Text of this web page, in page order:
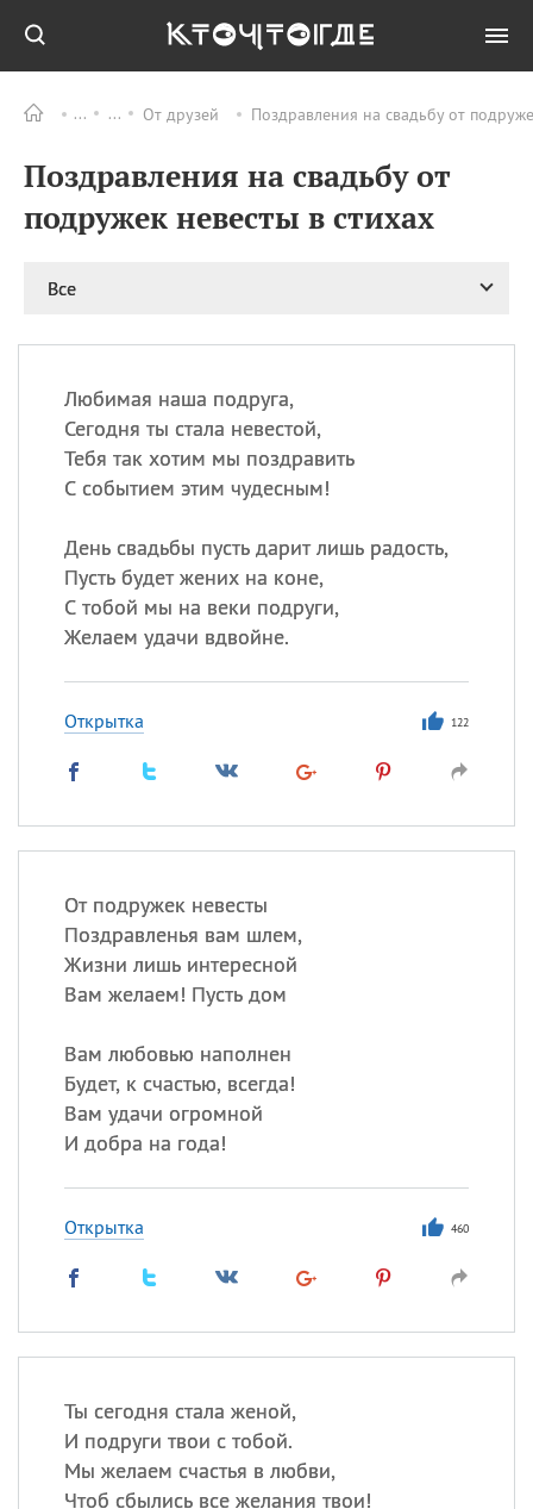
От друзей Поздравления на свадьбу от
Поздравления на свадьбу от
подружек невесты в стихах
Все
Любимая наша подруга,
Сегодня ты стала невестой,
Тебя так хотим мы поздравить
С событием этим чудесным!
День свадьбы пусть дарит лишь радость,
Пусть будет жених на коне,
С тобой мы на веки подруги,
Желаем удачи вдвойне.
Открытка 122
От подружек невесты
Поздравленья вам шлем,
Жизни лишь интересной
Вам желаем! Пусть дом
Вам любовью наполнен
Будет, к счастью, всегда!
Вам удачи огромной
И добра на года!
Открытка 460
Ты сегодня стала женой,
И подруги твои с тобой.
Мы желаем счастья в любви,
Чтоб сбылись все желания твои!
ПРАЗДНИКИ Все
09.08 День памяти жертв
атомной
бомбардировки
день
09.08 День Дымняшки
(Smokey Bear Day)
Сегодня празднуют именины
Сергей